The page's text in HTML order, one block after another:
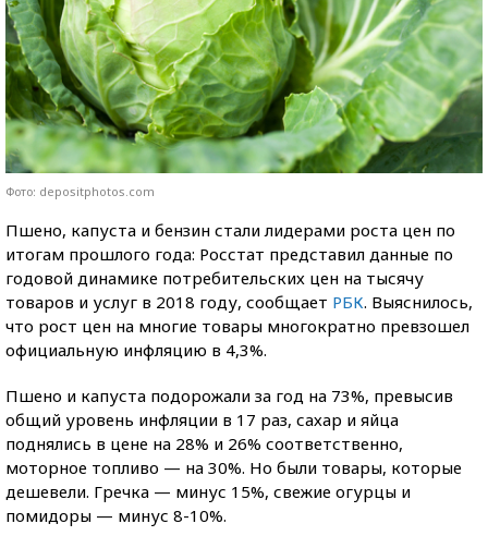
Фото: depositphotos.com
Пшено, капуста и бензин стали лидерами роста цен по
итогам прошлого года: Росстат представил данные по
годовой динамике потребительских цен на тысячу
товаров и услуг в 2018 году, сообщает РБК. Выяснилось,
что рост цен на многие товары многократно превзошел
официальную инфляцию в 4,3%.
Пшено и капуста подорожали за год на 73%, превысив
общий уровень инфляции в 17 раз, сахар и яйца
поднялись в цене на 28% и 26% соответственно,
моторное топливо — на 30%. Но были товары, которые
дешевели. Гречка — минус 15%, свежие огурцы и
помидоры — минус 8-10%.